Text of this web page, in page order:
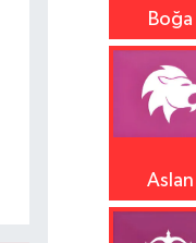
Boğa
Aslan